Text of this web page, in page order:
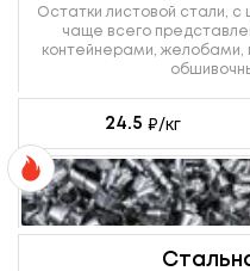
Остатки листовой стали,
чаще всего
контейнерами, желобами,
24.5 ₽/кг